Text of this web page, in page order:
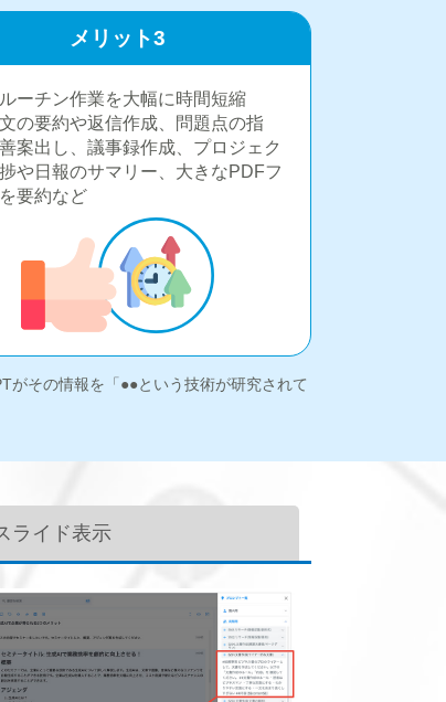
メリット3
ーチン作業を大幅に時間短縮
の要約や返信作成、問題点の指
案出し、議事録作成、プロジェク
捗や日報のサマリー、大きなPDFフ
要約など
がその情報を「●●という技術が研究されて
ライド表示